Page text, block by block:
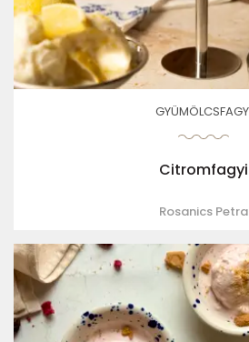
Citromfagyi
Rosanics Petra